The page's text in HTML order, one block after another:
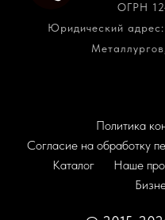
ОГРН
Юридический
Политика
Согласие на обработку
Каталог
Наше